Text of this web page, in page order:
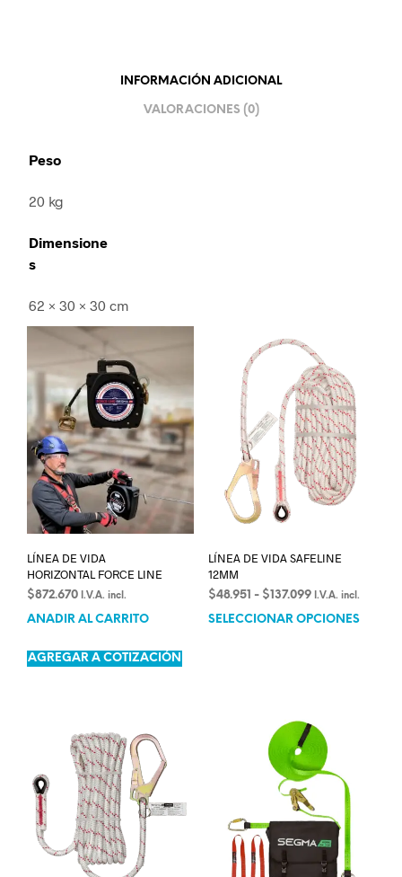
INFORMACIÓN ADICIONAL
VALORACIONES (0)
Peso
20 kg
Dimensione
s
62 × 30 × 30 cm
LÍNEA DE VIDA
HORIZONTAL FORCE LINE
$872.670 I.V.A. incl.
AÑADIR AL CARRITO
AGREGAR A COTIZACIÓN
LÍNEA DE VIDA SAFELINE
12MM
$48.951 - $137.099 I.V.A. incl.
SELECCIONAR OPCIONES